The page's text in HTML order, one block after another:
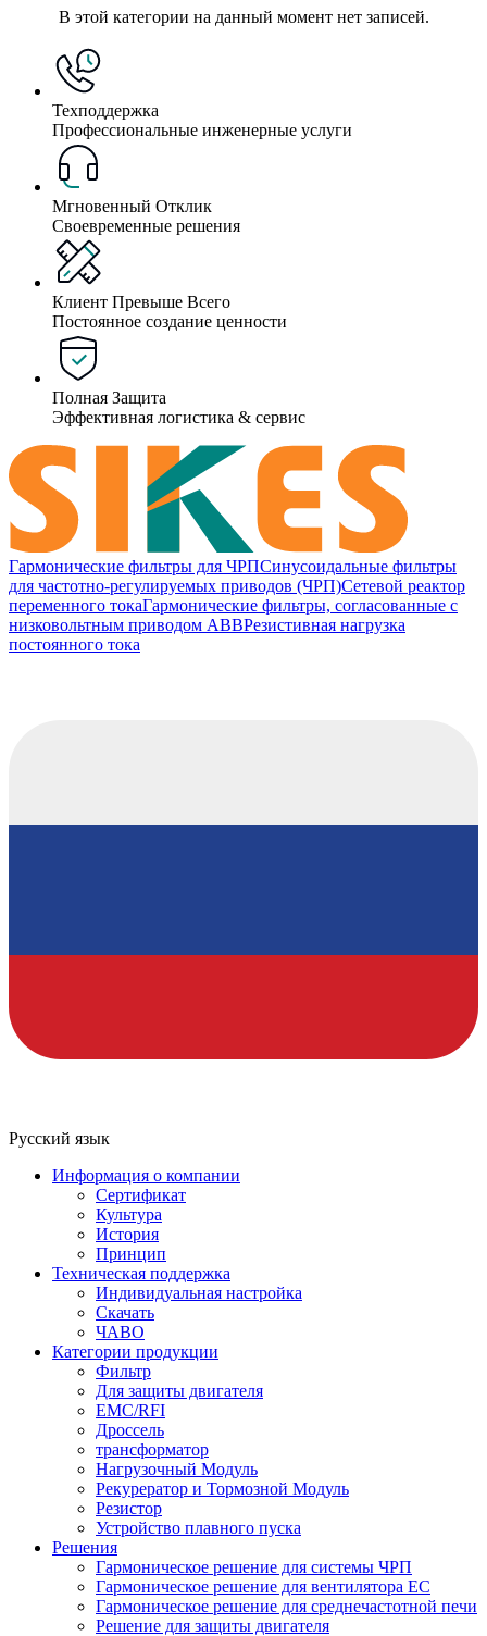
В этой категории на данный момент нет записей.
Техподдержка
Профессиональные инженерные услуги
Мгновенный Отклик
Своевременные решения
Клиент Превыше Всего
Постоянное создание ценности
Полная Защита
Эффективная логистика & сервис
Гармонические фильтры для ЧРПСинусоидальные фильтры
для частотно-регулируемых приводов (ЧРП)Сетевой реактор
переменного токаГармонические фильтры, согласованные с
низковольтным приводом ABBРезистивная нагрузка
постоянного тока
Русский язык
Информация о компании
Сертификат
Культура
История
Принцип
Техническая поддержка
Индивидуальная настройка
Скачать
ЧАВО
Категории продукции
Фильтр
Для защиты двигателя
EMC/RFI
Дроссель
трансформатор
Нагрузочный Модуль
Рекурератор и Тормозной Модуль
Резистор
Устройство плавного пуска
Решения
Гармоническое решение для системы ЧРП
Гармоническое решение для вентилятора EC
Гармоническое решение для среднечастотной печи
Решение для защиты двигателя